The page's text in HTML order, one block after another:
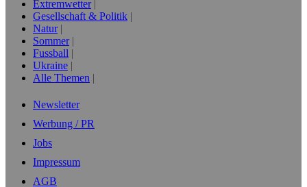
Extremwetter
Gesellschaft & Politik
Natur
Sommer
Fussball
Ukraine
Alle Themen
Newsletter
Werbung / PR
Jobs
Impressum
AGB